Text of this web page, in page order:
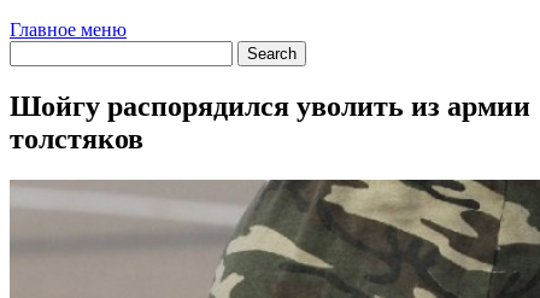
Главное меню
Шойгу распорядился уволить из армии
толстяков